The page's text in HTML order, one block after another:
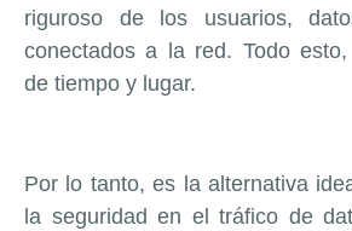
riguroso de los usuarios,
conectados a la red. Todo
de tiempo y lugar.
Por lo tanto, es la alternativa
la seguridad en el tráfico de